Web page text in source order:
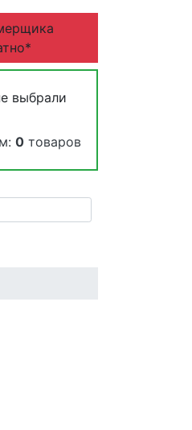
выбрали
0 товаров